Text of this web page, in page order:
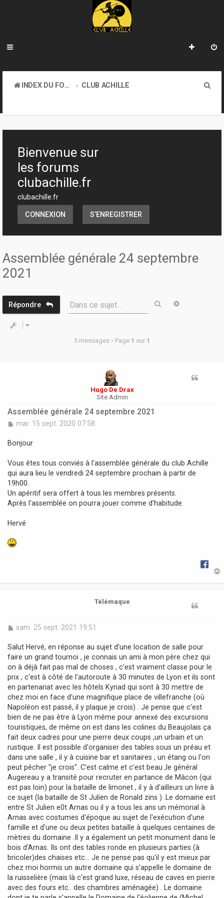
INDEX DU FORUM
CLUB ACHILLE
h
Bienvenue sur
les forums
clubachille.fr
clubachille.fr
CONNEXION S’ENREGISTRER
Assemblée générale 24 septembre
2021
Répondre Dans ce sujet… Rechercher
5 messages • Page 1 sur 1
Hugo De Drax
Site Admin
Assemblée générale 24 septembre 2021
M
s
g
e
mar. 15 sept. 2020 07:58
Bonjour
Vous êtes tous conviés à l'assemblée générale du club Achille
qui aura lieu le vendredi 24 septembre prochain à partir de
19h00.
Un apéritif sera offert à tous les membres présents.
Après l'assemblée on pourra jouer comme d'habitude.
Hervé
Télémaque
M
s
s
a
g
e
sam. 25 sept. 2021 19:51
Salut Hervé, en réponse au sujet d'une location de salle pour
faire un grand tournoi , je connais un ami à mon père chez qui
on à déjà fait pas mal de choses , c'est vraiment classe pour le
prix , c'est à côté de l'autoroute à 30 minutes de Lyon et ils sont
en partenariat avec les hôtels Kyriad qui sont à 30 mettre de
chez moi en face d'une magnifique place de villefranche (où
Napoléon est passé, il y plaque je crois) . Je pense que c'est
bien de ne pas être à Lyon même pour annexé des excursions
touristiques, de même on est dans les colines du Beaujolais ça
fait deux cadres pour une pierre deux coups ,un urbain et un
rustique. Il est possible d'organiser des tables sous un préau et
dans une salle , il y à cuisine bar et sanitaires , un étang ou l'on
peut pêcher "je crois". C'est calme et c'est beau ,le général
Augereau y a transité pour recruter en partance de Mâcon (qui
est pas loin) pour la bataille de limonet , il y à d'ailleurs un livre à
ce sujet (la bataille de St Julien de Ronald zins ) .Le domaine est
entre St Julien e0t Arnas ou il y a tous les ans un mémorial à
Arnas avec costumes d'époque au sujet de l'exécution d'une
famille et d'une ou deux petites bataille à quelques centaines de
mètres du domaine .Il y a également un petit monument dans le
bois d'Arnas. Ils ont des tables ronde en plusieurs parties (à
bricoler)des chaises etc... Je ne pense pas qu'il y est mieux par
chez moi hormis un autre domaine qui s'appelle le domaine de
la ruisselière (mais là c'est grand luxe, réseau de caves en pierre
avec des fours etc.. des chambres aménagée) . Le domaine